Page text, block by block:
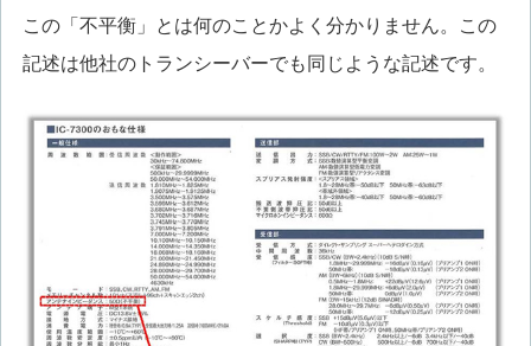
この「不平衡」とは何のことかよく分かりません。この
記述は他社のトランシーバーでも同じような記述です。